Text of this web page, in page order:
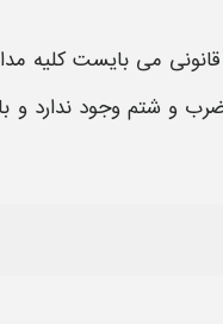
می بایست کلیه
و شتم وجود ندارد و